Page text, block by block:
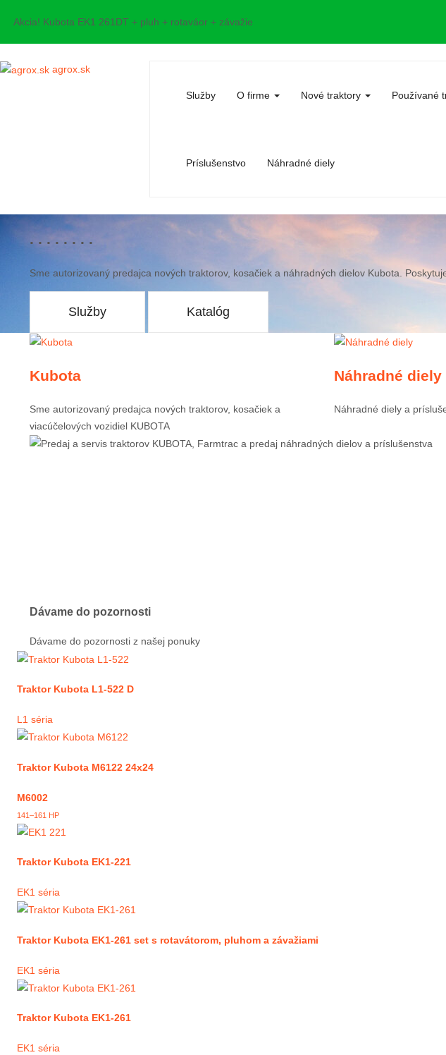
Akcia! Kubota EK1 261DT + pluh + rotaváor + závažie
agrox.sk
Služby O firme Nové traktory Používané
Príslušenstvo Náhradné diely
. . . . . . . .
Sme autorizovaný predajca nových traktorov, kosačiek a náhradných dielov Kubota.
Služby Katalóg
Kubota
Sme autorizovaný predajca nových traktorov, kosačiek a
viacúčelových vozidiel KUBOTA
Náhradné diely
Náhradné diely a
Dávame do pozornosti
Dávame do pozornosti z našej ponuky
Traktor Kubota L1-522 D
L1 séria
Traktor Kubota M6122 24x24
M6002
141–161 HP
Traktor Kubota EK1-221
EK1 séria
Traktor Kubota EK1-261 set s rotavátorom, pluhom a závažiami
EK1 séria
Traktor Kubota EK1-261
EK1 séria